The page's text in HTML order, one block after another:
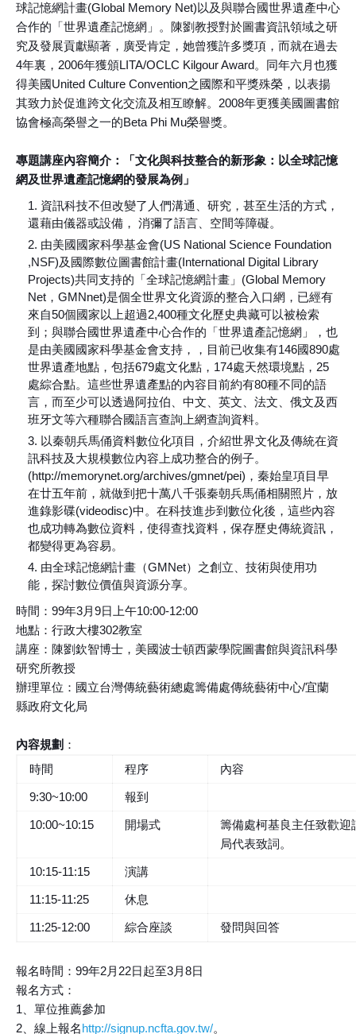
球記憶網計畫(Global Memory Net)以及與聯合國世界遺產中心
合作的「世界遺產記憶網」。陳劉教授對於圖書資訊領域之研
究及發展貢獻顯著，廣受肯定，她曾獲許多獎項，而就在過去
4年裏，2006年獲頒LITA/OCLC Kilgour Award。同年六月也獲
得美國United Culture Convention之國際和平獎殊榮，以表揚
其致力於促進跨文化交流及相互瞭解。2008年更獲美國圖書館
協會極高榮譽之一的Beta Phi Mu榮譽獎。
專題講座內容簡介：「文化與科技整合的新形象：以全球記憶
網及世界遺產記憶網的發展為例」
資訊科技不但改變了人們溝通、研究，甚至生活的方式，
還藉由儀器或設備， 消彌了語言、空間等障礙。
由美國國家科學基金會(US National Science Foundation
,NSF)及國際數位圖書館計畫(International Digital Library
Projects)共同支持的「全球記憶網計畫」(Global Memory
Net，GMNnet)是個全世界文化資源的整合入口網，已經有
來自50個國家以上超過2,400種文化歷史典藏可以被檢索
到；與聯合國世界遺產中心合作的「世界遺產記憶網」，也
是由美國國家科學基金會支持，，目前已收集有146國890處
世界遺產地點，包括679處文化點，174處天然環境點，25
處綜合點。這些世界遺產點的內容目前約有80種不同的語
言，而至少可以透過阿拉伯、中文、英文、法文、俄文及西
班牙文等六種聯合國語言查詢上網查詢資料。
以秦朝兵馬俑資料數位化項目，介紹世界文化及傳統在資
訊科技及大規模數位內容上成功整合的例子。
(http://memorynet.org/archives/gmnet/pei)，秦始皇項目早
在廿五年前，就做到把十萬八千張秦朝兵馬俑相關照片，放
進錄影碟(videodisc)中。在科技進步到數位化後，這些內容
也成功轉為數位資料，使得查找資料，保存歷史傳統資訊，
都變得更為容易。
由全球記憶網計畫（GMNet）之創立、技術與使用功
能，探討數位價值與資源分享。
時間：99年3月9日上午10:00-12:00
地點：行政大樓302教室
講座：陳劉欽智博士，美國波士頓西蒙學院圖書館與資訊科學
研究所教授
辦理單位：國立台灣傳統藝術總處籌備處傳統藝術中心/宜蘭
縣政府文化局
內容規劃 ：
時間
程序 內容
9:30~10:00 報到
10:00~10:15 開場式
籌備處柯基良主任致歡迎
局代表致詞。
10:15-11:15 演講
11:15-11:25 休息
11:25-12:00 綜合座談 發問與回答
報名時間：99年2月22日起至3月8日
報名方式：
1、單位推薦參加
2、線上報名http://signup.ncfta.gov.tw/。